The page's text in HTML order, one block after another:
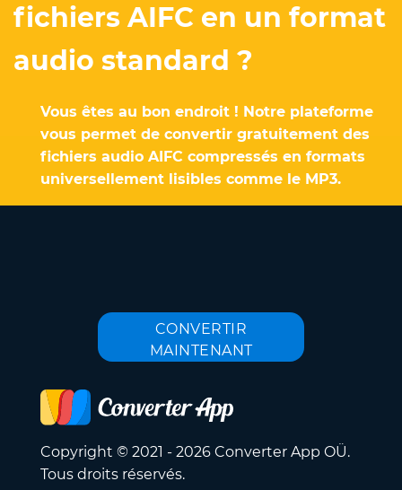
fichiers AIFC en un format
audio standard ?
Vous êtes au bon endroit ! Notre plateforme
vous permet de convertir gratuitement des
fichiers audio AIFC compressés en formats
universellement lisibles comme le MP3.
CONVERTIR
MAINTENANT
Copyright © 2021 - 2026 Converter App OÜ.
Tous droits réservés.